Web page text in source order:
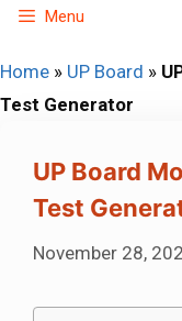
Skip
content
Menu
Home » UP Board »
Test Generator
UP Board
Test
November 28,